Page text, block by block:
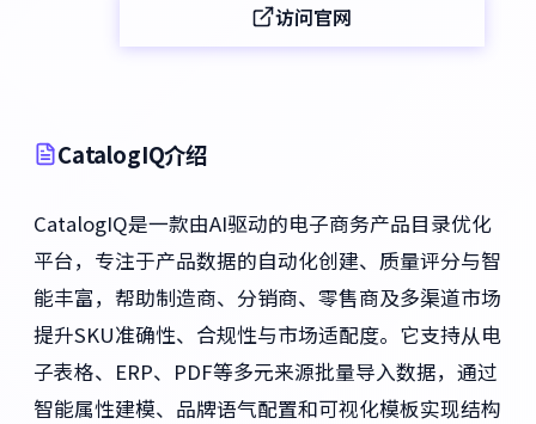
访问官网
CatalogIQ介绍
CatalogIQ是一款由AI驱动的电子商务产品目录优化
平台，专注于产品数据的自动化创建、质量评分与智
能丰富，帮助制造商、分销商、零售商及多渠道市场
提升SKU准确性、合规性与市场适配度。它支持从电
子表格、ERP、PDF等多元来源批量导入数据，通过
智能属性建模、品牌语气配置和可视化模板实现结构